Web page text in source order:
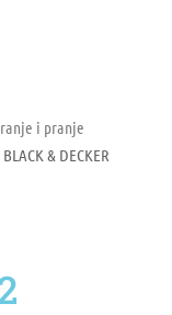
i pranje
& DECKER